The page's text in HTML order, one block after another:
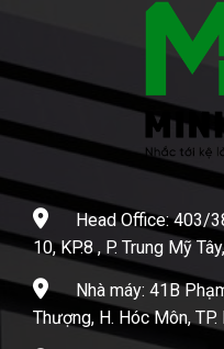
Head Office: 403/
10, KP.8 , P. Trung Mỹ
Nhà máy: 41B
Thượng, H. Hóc Môn, TP.